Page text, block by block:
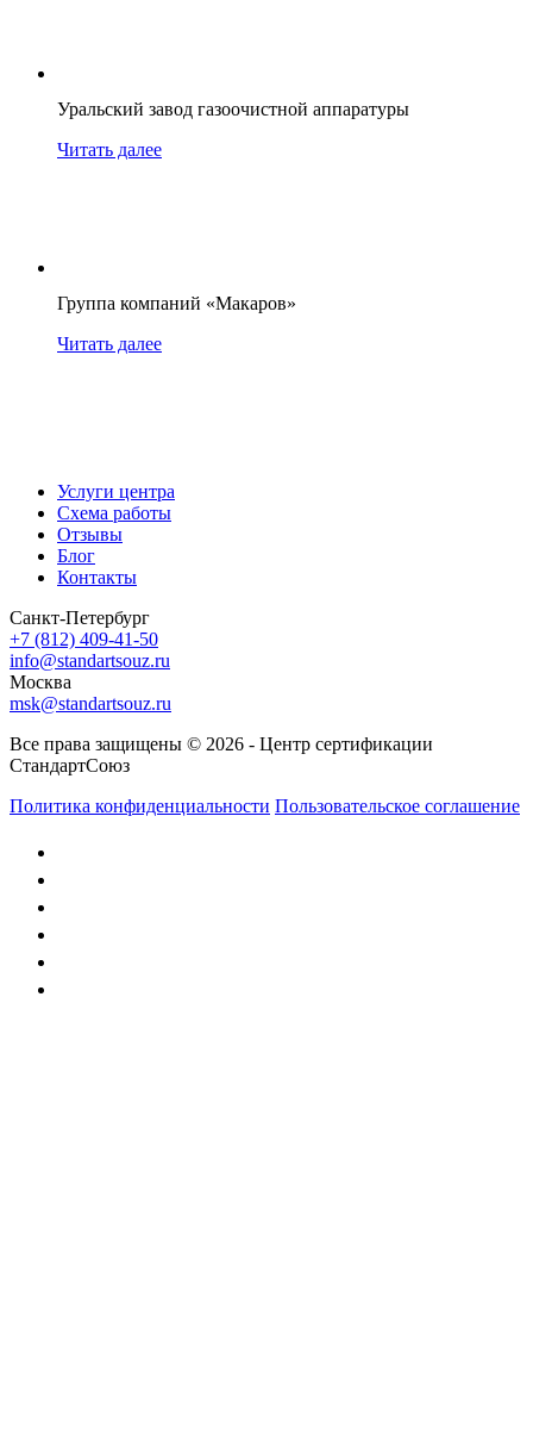
Уральский завод газоочистной аппаратуры
Читать далее
Группа компаний «Макаров»
Читать далее
Услуги центра
Схема работы
Отзывы
Блог
Контакты
Санкт-Петербург
+7 (812) 409-41-50
info@standartsouz.ru
Москва
msk@standartsouz.ru
Все права защищены © 2026 - Центр сертификации
СтандартСоюз
Политика конфиденциальности Пользовательское соглашение